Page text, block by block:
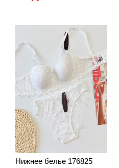
Нижнее белье 176825